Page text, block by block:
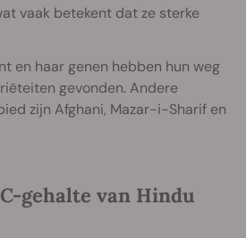
vaak betekent dat ze sterke
en haar genen hebben hun weg
gevonden. Andere
zijn Afghani, Mazar-i-Sharif en
gehalte van Hindu